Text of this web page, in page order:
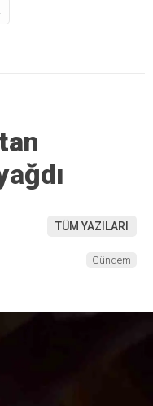
TÜM YAZILARI
Gündem